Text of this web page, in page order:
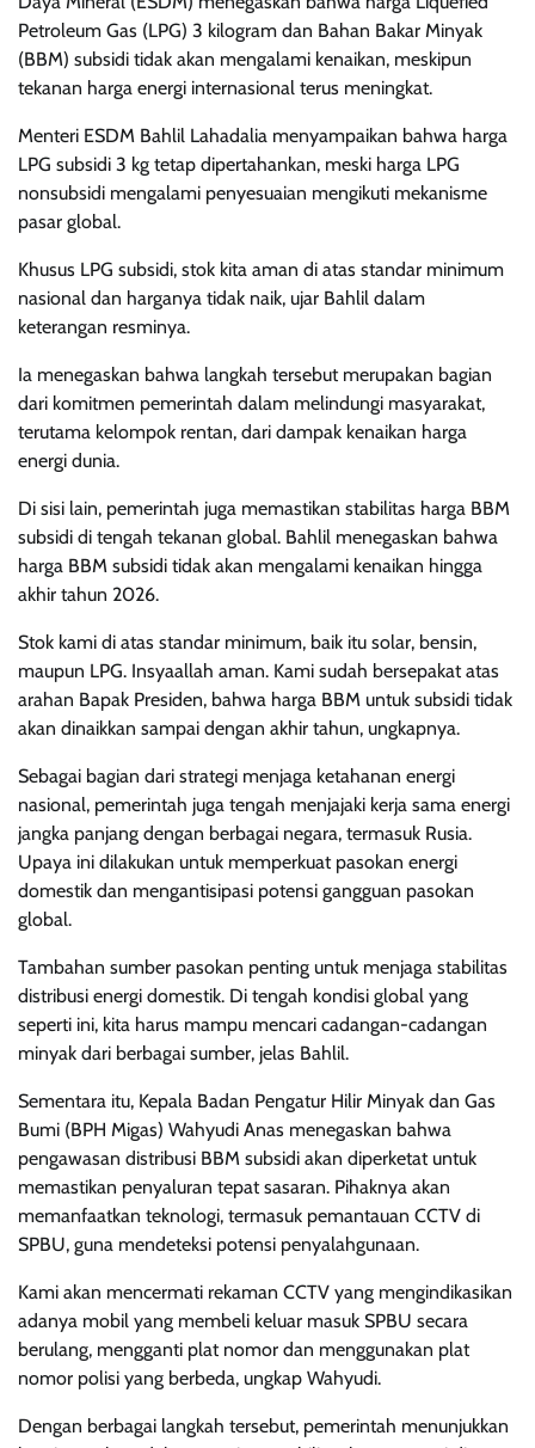
Petroleum Gas (LPG) 3 kilogram dan Bahan Bakar Minyak
(BBM) subsidi tidak akan mengalami kenaikan, meskipun
tekanan harga energi internasional terus meningkat.
Menteri ESDM Bahlil Lahadalia menyampaikan bahwa harga
LPG subsidi 3 kg tetap dipertahankan, meski harga LPG
nonsubsidi mengalami penyesuaian mengikuti mekanisme
pasar global.
Khusus LPG subsidi, stok kita aman di atas standar minimum
nasional dan harganya tidak naik, ujar Bahlil dalam
keterangan resminya.
Ia menegaskan bahwa langkah tersebut merupakan bagian
dari komitmen pemerintah dalam melindungi masyarakat,
terutama kelompok rentan, dari dampak kenaikan harga
energi dunia.
Di sisi lain, pemerintah juga memastikan stabilitas harga BBM
subsidi di tengah tekanan global. Bahlil menegaskan bahwa
harga BBM subsidi tidak akan mengalami kenaikan hingga
akhir tahun 2026.
Stok kami di atas standar minimum, baik itu solar, bensin,
maupun LPG. Insyaallah aman. Kami sudah bersepakat atas
arahan Bapak Presiden, bahwa harga BBM untuk subsidi tidak
akan dinaikkan sampai dengan akhir tahun, ungkapnya.
Sebagai bagian dari strategi menjaga ketahanan energi
nasional, pemerintah juga tengah menjajaki kerja sama energi
jangka panjang dengan berbagai negara, termasuk Rusia.
Upaya ini dilakukan untuk memperkuat pasokan energi
domestik dan mengantisipasi potensi gangguan pasokan
global.
Tambahan sumber pasokan penting untuk menjaga stabilitas
distribusi energi domestik. Di tengah kondisi global yang
seperti ini, kita harus mampu mencari cadangan-cadangan
minyak dari berbagai sumber, jelas Bahlil.
Sementara itu, Kepala Badan Pengatur Hilir Minyak dan Gas
Bumi (BPH Migas) Wahyudi Anas menegaskan bahwa
pengawasan distribusi BBM subsidi akan diperketat untuk
memastikan penyaluran tepat sasaran. Pihaknya akan
memanfaatkan teknologi, termasuk pemantauan CCTV di
SPBU, guna mendeteksi potensi penyalahgunaan.
Kami akan mencermati rekaman CCTV yang mengindikasikan
adanya mobil yang membeli keluar masuk SPBU secara
berulang, mengganti plat nomor dan menggunakan plat
nomor polisi yang berbeda, ungkap Wahyudi.
Dengan berbagai langkah tersebut, pemerintah menunjukkan